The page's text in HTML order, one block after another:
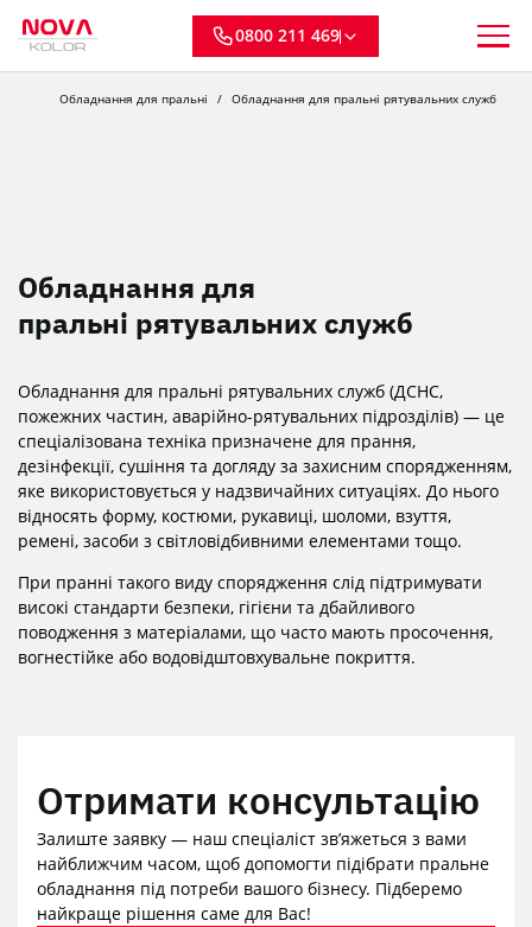
0800 211 469
Обладнання для пральні Обладнання для пральні рятувальних служб
Обладнання для
пральні рятувальних служб
Обладнання для пральні рятувальних служб (ДСНС,
пожежних частин, аварійно-рятувальних підрозділів) — це
спеціалізована техніка призначене для прання,
дезінфекції, сушіння та догляду за захисним спорядженням,
яке використовується у надзвичайних ситуаціях. До нього
відносять форму, костюми, рукавиці, шоломи, взуття,
ремені, засоби з світловідбивними елементами тощо.
При пранні такого виду спорядження слід підтримувати
високі стандарти безпеки, гігієни та дбайливого
поводження з матеріалами, що часто мають просочення,
вогнестійке або водовідштовхувальне покриття.
Отримати консультацію
Залиште заявку — наш спеціаліст зв’яжеться з вами
найближчим часом, щоб допомогти підібрати пральне
обладнання під потреби вашого бізнесу. Підберемо
найкраще рішення саме для Вас!